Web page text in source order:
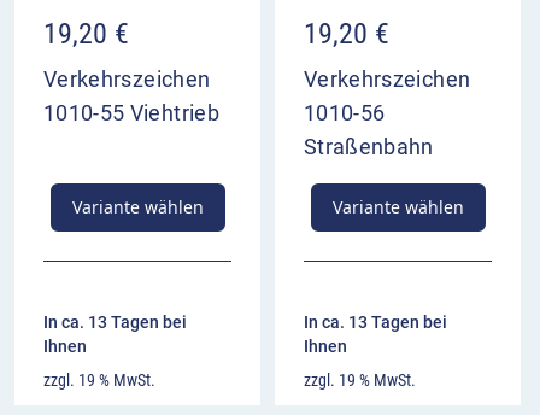
19,20 €
Verkehrszeichen
1010-55 Viehtrieb
Variante wählen
In ca. 13 Tagen bei
Ihnen
zzgl. 19 % MwSt.
19,20 €
Verkehrszeichen
1010-56
Straßenbahn
Variante wählen
In ca. 13 Tagen bei
Ihnen
zzgl. 19 % MwSt.